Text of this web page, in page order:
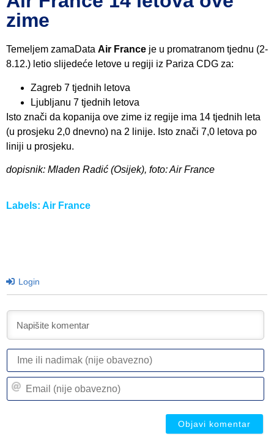
zime
Temeljem zamaData Air France je u promatranom tjednu (2-
8.12.) letio slijedeće letove u regiji iz Pariza CDG za:
Zagreb 7 tjednih letova
Ljubljanu 7 tjednih letova
Isto znači da kopanija ove zime iz regije ima 14 tjednih leta
(u prosjeku 2,0 dnevno) na 2 linije. Isto znači 7,0 letova po
liniji u prosjeku.
dopisnik: Mladen Radić (Osijek), foto: Air France
Labels: Air France
Login